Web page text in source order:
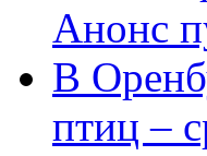
Анонс
В
птиц –